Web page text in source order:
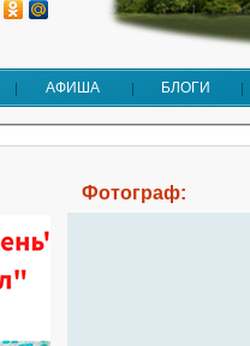
АФИША БЛОГИ
Фотограф: